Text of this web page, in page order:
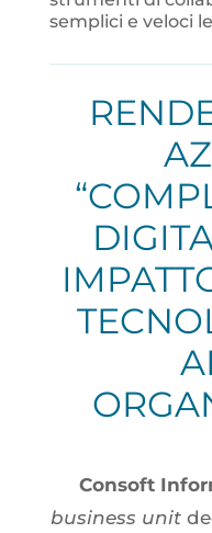
semplici e veloci
Consoft
business unit